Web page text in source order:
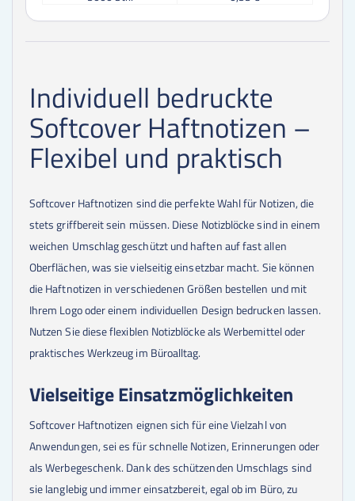
Individuell bedruckte
Softcover Haftnotizen –
Flexibel und praktisch
Softcover Haftnotizen sind die perfekte Wahl für Notizen, die
stets griffbereit sein müssen. Diese Notizblöcke sind in einem
weichen Umschlag geschützt und haften auf fast allen
Oberflächen, was sie vielseitig einsetzbar macht. Sie können
die Haftnotizen in verschiedenen Größen bestellen und mit
Ihrem Logo oder einem individuellen Design bedrucken lassen.
Nutzen Sie diese flexiblen Notizblöcke als Werbemittel oder
praktisches Werkzeug im Büroalltag.
Vielseitige Einsatzmöglichkeiten
Softcover Haftnotizen eignen sich für eine Vielzahl von
Anwendungen, sei es für schnelle Notizen, Erinnerungen oder
als Werbegeschenk. Dank des schützenden Umschlags sind
sie langlebig und immer einsatzbereit, egal ob im Büro, zu